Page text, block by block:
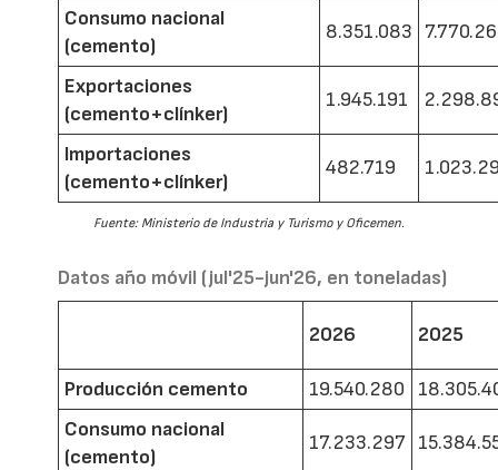
Consumo nacional
(cemento)
8.351.083
Exportaciones
(cemento+clínker)
1.945.191
Importaciones
(cemento+clínker)
482.719
Fuente: Ministerio de Industria y Turismo y Oficemen.
Datos año móvil (jul'25-jun'26, en toneladas)
2026 2025
Producción cemento 19.540.280
Consumo nacional
(cemento)
17.233.297